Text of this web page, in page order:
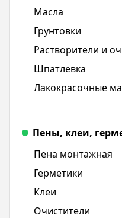
Масла
Грунтовки
Растворители и
Шпатлевка
Лакокрасочные
Пены, клеи,
Пена монтажная
Герметики
Клеи
Очистители